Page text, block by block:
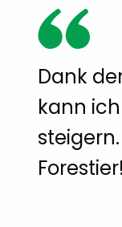
Dank
kann
Forestier!